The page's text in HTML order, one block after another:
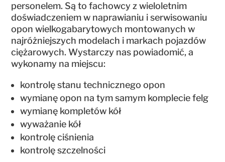
personelem. Są to fachowcy z wieloletnim
doświadczeniem w naprawianiu i serwisowaniu
opon wielkogabarytowych montowanych w
najróżniejszych modelach i markach pojazdów
ciężarowych. Wystarczy nas powiadomić, a
wykonamy na miejscu:
kontrolę stanu technicznego opon
wymianę opon na tym samym komplecie felg
wymianę kompletów kół
wyważanie kół
kontrolę ciśnienia
kontrolę szczelności